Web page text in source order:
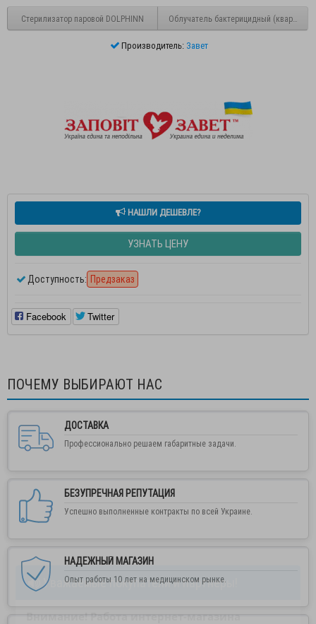
Стерилизатор паровой DOLPHINN Облучатель бактерицидный
Производитель: Завет
НАШЛИ ДЕШЕВЛЕ?
УЗНАТЬ ЦЕНУ
Доступность: Предзаказ
Facebook Twitter
ПОЧЕМУ ВЫБИРАЮТ НАС
ДОСТАВКА
Профессионально решаем габаритные задачи.
БЕЗУПРЕЧНАЯ РЕПУТАЦИЯ
Успешно выполненные контракты по всей Украине.
НАДЕЖНЫЙ МАГАЗИН
Опыт работы 10 лет на медицинском рынке.
Уважаемые покупатели и партнеры!
Внимание! Работа интернет-магазина